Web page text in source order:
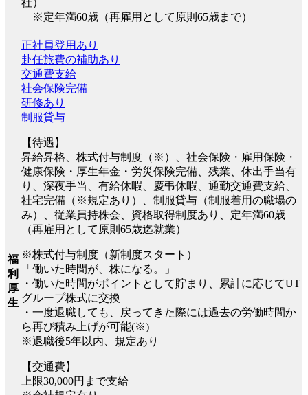
※定年満60歳（再雇用として原則65歳まで）
福
利
厚
生
正社員登用あり
赴任旅費の補助あり
交通費支給
社会保険完備
研修あり
制服貸与
【待遇】
昇給昇格、株式付与制度（※）、社会保険・雇用保険・
健康保険・厚生年金・労災保険完備、残業、休出手当有
り、深夜手当、有給休暇、慶弔休暇、通勤交通費支給、
社宅完備（※規定あり）、制服貸与（制服着用の職場の
み）、従業員持株会、資格取得制度あり、定年満60歳
（再雇用として原則65歳迄就業）
※株式付与制度（新制度スタート）
「働いた時間が、株になる。」
・働いた時間がポイントとして貯まり、累計に応じてUT
グループ株式に交換
・一度退職しても、戻ってきた際には過去の労働時間か
ら再び積み上げが可能(※)
※退職後5年以内、規定あり
【交通費】
上限30,000円まで支給